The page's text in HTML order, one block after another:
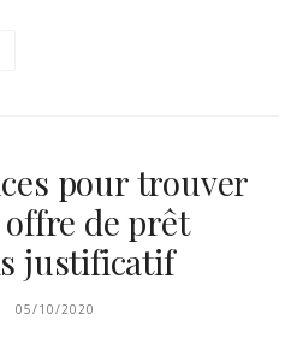
pour trouver
de prêt
justificatif
05/10/2020